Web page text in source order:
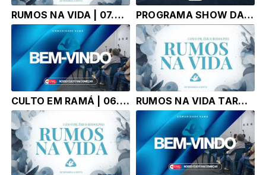
RUMOS NA VIDA | 07.07.26 | Pr. Érico Rodolpho Bussinger PROGRAMA SHOW DA MANHÃ - TONY CORRÊA | 07.07.26 |
CULTO EM RAMÁ | 06.07.26 | Pr. Érico Rodolpho Bussinger RUMOS NA VIDA TARDE | 06.07.26 | Pr. Érico Rodolpho Bussinger